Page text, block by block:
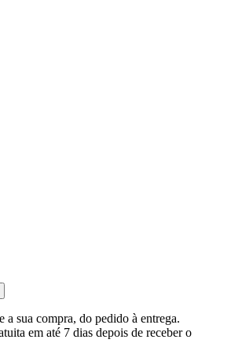
a sua compra, do pedido à entrega.
em até 7 dias depois de receber o